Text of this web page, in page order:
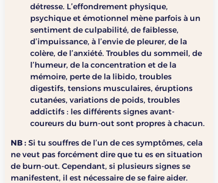
détresse. L’effondrement physique,
psychique et émotionnel mène parfois à un
sentiment de culpabilité, de faiblesse,
d’impuissance, à l’envie de pleurer, de la
colère, de l’anxiété. Troubles du sommeil, de
l’humeur, de la concentration et de la
mémoire, perte de la libido, troubles
digestifs, tensions musculaires, éruptions
cutanées, variations de poids, troubles
addictifs : les différents signes avant-
coureurs du burn-out sont propres à chacun.
NB : Si tu souffres de l’un de ces symptômes, cela
ne veut pas forcément dire que tu es en situation
de burn-out. Cependant, si plusieurs signes se
manifestent, il est nécessaire de se faire aider.